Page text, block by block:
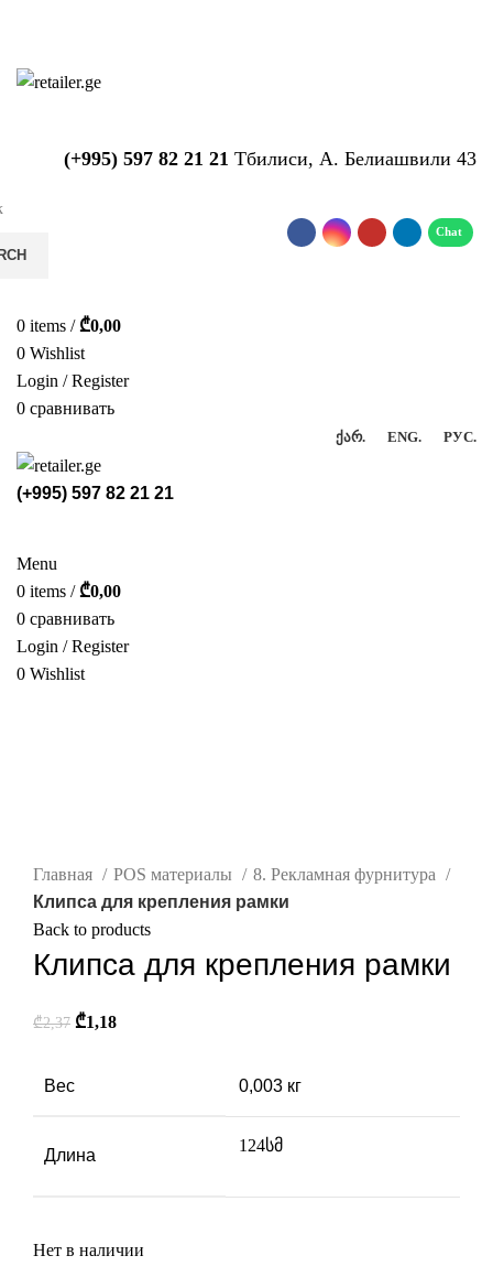
(+995) 597 82 21 21 Тбилиси, А. Белиашвили 43
0 items / ₾0,00
0 Wishlist
Login / Register
0 сравнивать
ᲥᲐᲠ. ENG. РУС.
(+995) 597 82 21 21
Menu
0 items / ₾0,00
0 сравнивать
Login / Register
0 Wishlist
Главная
POS материалы
8. Рекламная фурнитура
Клипса для крепления рамки
Back to products
Клипса для крепления рамки
₾2,37 ₾1,18
Вес 0,003 кг
Длина
124სმ
Нет в наличии